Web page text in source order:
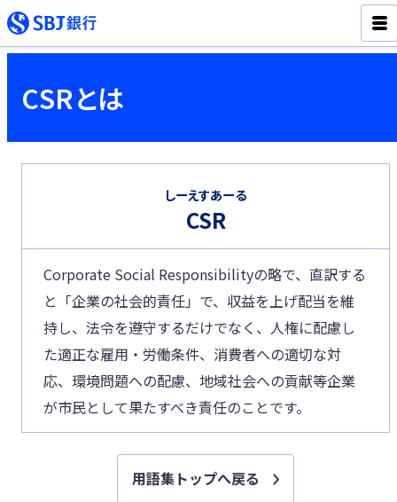
CSRとは
CSR
しーえすあーる
Corporate Social Responsibilityの略で、直訳する
と「企業の社会的責任」で、収益を上げ配当を維
持し、法令を遵守するだけでなく、人権に配慮し
た適正な雇用・労働条件、消費者への適切な対
応、環境問題への配慮、地域社会への貢献等企業
が市民として果たすべき責任のことです。
用語集トップへ戻る